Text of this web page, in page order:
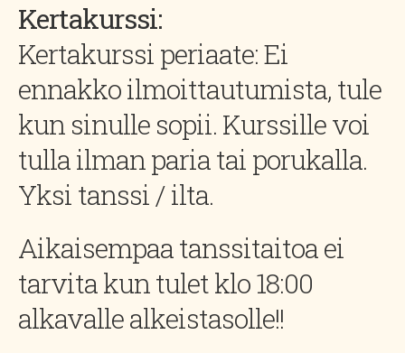
Kertakurssi:
Kertakurssi periaate: Ei
ennakko ilmoittautumista, tule
kun sinulle sopii. Kurssille voi
tulla ilman paria tai porukalla.
Yksi tanssi / ilta.
Aikaisempaa tanssitaitoa ei
tarvita kun tulet klo 18:00
alkavalle alkeistasolle!!